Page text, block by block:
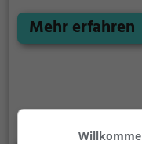
auch
ihre Kosten.
Mehr erfahren